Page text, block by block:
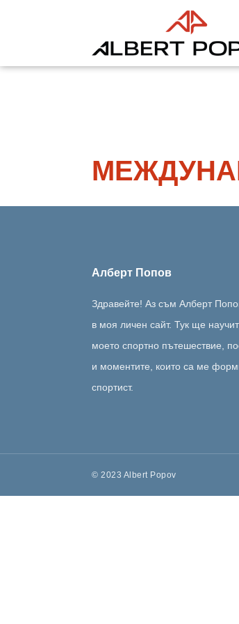
Алберт Попов
Здравейте! Аз съм Алберт
в моя личен сайт. Тук ще
моето спортно пътешествие,
и моментите, които са ме
спортист.
© 2023 Albert Popov